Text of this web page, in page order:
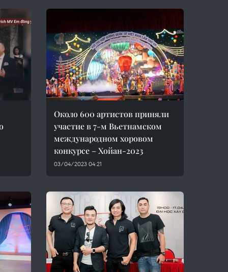
Около 600 артистов приняли
участие в 7-м Вьетнамском
международном хоровом
конкурсе – Хойан-2023
03/04/2023 04:21